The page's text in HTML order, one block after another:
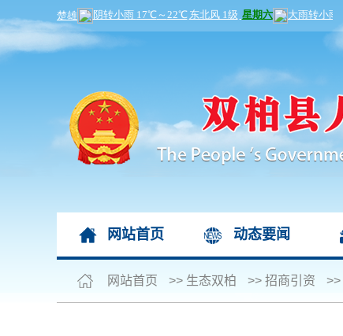
网站首页 动态要闻
网站首页 >> 生态双柏 >> 招商引资 >>